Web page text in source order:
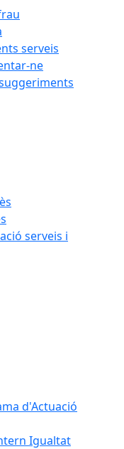
serveis
ne
serveis i
d'Actuació
Igualtat